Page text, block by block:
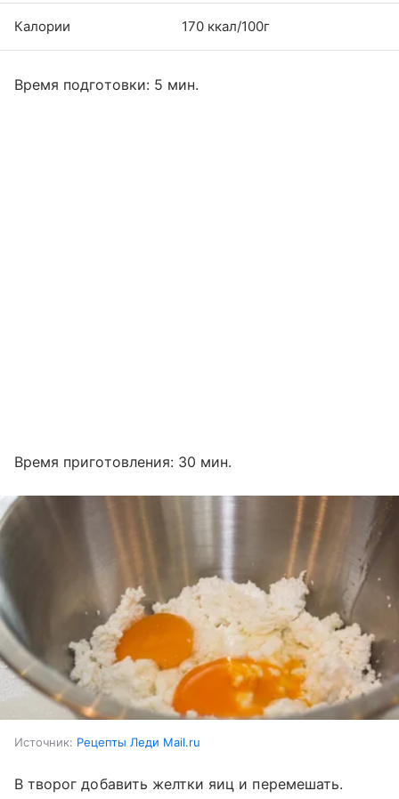
Калории 170 ккал/100г
Время подготовки: 5 мин.
Время приготовления: 30 мин.
Источник: Рецепты Леди Mail.ru
В творог добавить желтки яиц и перемешать.